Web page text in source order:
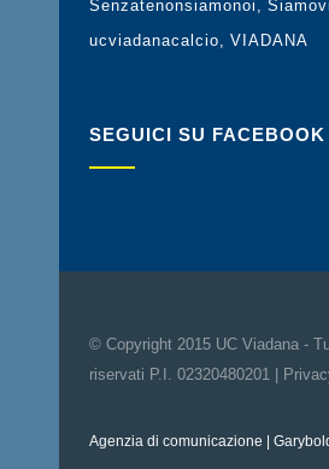
Senzatenonsiamonoi
ucviadanacalcio
VIADANA
SEGUICI SU FACEBOOK
© Copyright 2015 UC Viadana -
riservati P.I. 02320480201 |
Agenzia di comunicazione |